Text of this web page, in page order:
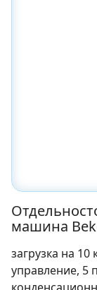
машина
загрузка на
управление, 5